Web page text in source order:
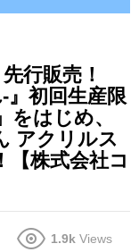
行販売！
』初回生産限
をはじめ、
アクリルス
【株式会社コ
1.9k Views